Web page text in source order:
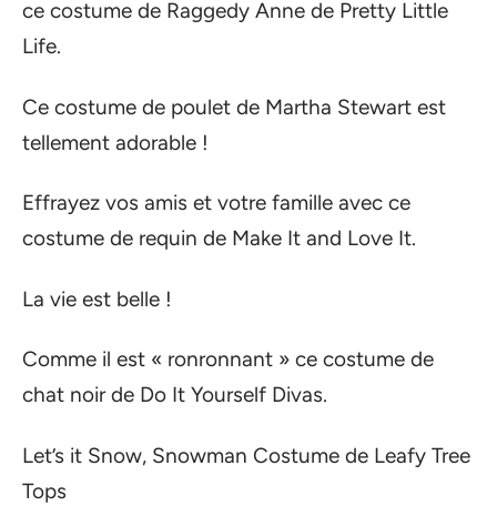
ce costume de Raggedy Anne de Pretty Little
Life.
Ce costume de poulet de Martha Stewart est
tellement adorable !
Effrayez vos amis et votre famille avec ce
costume de requin de Make It and Love It.
La vie est belle !
Comme il est « ronronnant » ce costume de
chat noir de Do It Yourself Divas.
Let’s it Snow, Snowman Costume de Leafy Tree
Tops